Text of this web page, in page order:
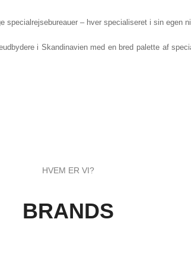
specialrejsebureauer – hver specialiseret i sin
i Skandinavien med en bred palette af
HVEM ER VI?
BRANDS